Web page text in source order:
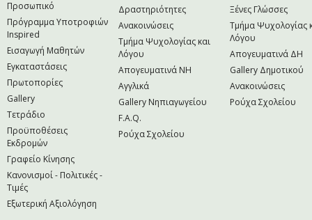
Προσωπικό
Πρόγραμμα Υποτροφιών
Inspired
Εισαγωγή Μαθητών
Εγκαταστάσεις
Πρωτοπορίες
Gallery
Τετράδιο
Προϋποθέσεις
Εκδρομών
Γραφείο Κίνησης
Κανονισμοί - Πολιτικές -
Τιμές
Εξωτερική Αξιολόγηση
Δραστηριότητες
Ανακοινώσεις
Τμήμα Ψυχολογίας και
Λόγου
Απογευματινά NH
Αγγλικά
Gallery Νηπιαγωγείου
F.A.Q.
Ρούχα Σχολείου
Ξένες Γλώσσες
Τμήμα Ψυχολογίας
Λόγου
Απογευματινά ΔΗ
Gallery Δημοτικού
Ανακοινώσεις
Ρούχα Σχολείου